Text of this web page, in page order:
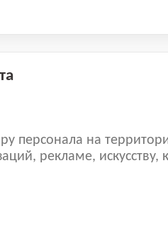
персонала на
рекламе, искусству,